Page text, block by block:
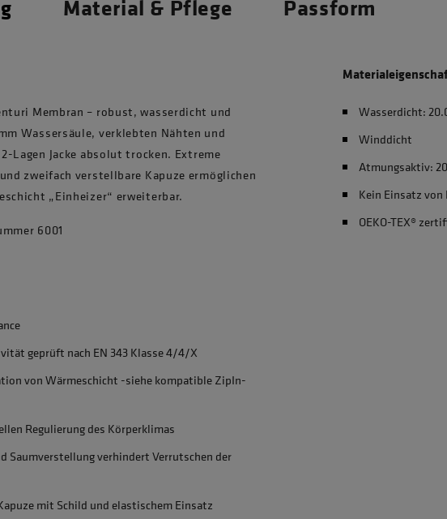
Material & Pflege Passform
Membran – robust, wasserdicht und
Wassersäule, verklebten Nähten und
Lagen Jacke absolut trocken. Extreme
zweifach verstellbare Kapuze ermöglichen
„Einheizer“ erweiterbar.
6001
geprüft nach EN 343 Klasse 4/4/X
von Wärmeschicht -siehe kompatible ZipIn-
Regulierung des Körperklimas
Saumverstellung verhindert Verrutschen der
mit Schild und elastischem Einsatz
Wasserdicht:
Winddicht
Atmungsaktiv:
Kein Einsatz von
OEKO-TEX®